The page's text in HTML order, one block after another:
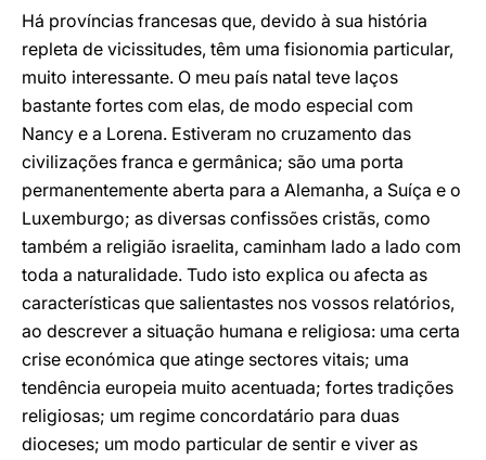
Há províncias francesas que, devido à sua história
repleta de vicissitudes, têm uma fisionomia particular,
muito interessante. O meu país natal teve laços
bastante fortes com elas, de modo especial com
Nancy e a Lorena. Estiveram no cruzamento das
civilizações franca e germânica; são uma porta
permanentemente aberta para a Alemanha, a Suíça e o
Luxemburgo; as diversas confissões cristãs, como
também a religião israelita, caminham lado a lado com
toda a naturalidade. Tudo isto explica ou afecta as
características que salientastes nos vossos relatórios,
ao descrever a situação humana e religiosa: uma certa
crise económica que atinge sectores vitais; uma
tendência europeia muito acentuada; fortes tradições
religiosas; um regime concordatário para duas
dioceses; um modo particular de sentir e viver as